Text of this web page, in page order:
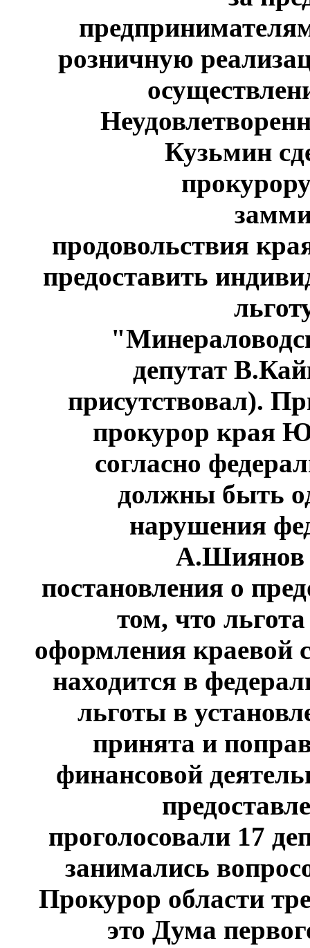
розничную
Кузьмин
продовольствия
предоставить
депутат
присутствовал).
прокурор края
согласно
должны быть
нарушения
А.Шиянов
постановления о
том, что
оформления краевой
находится в
льготы в
принята и
финансовой
проголосовали 17
занимались
Прокурор области
это Дума